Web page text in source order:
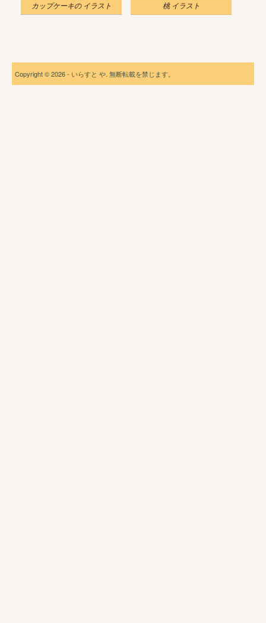
カップケーキの イラスト 桃 イラスト
Copyright © 2026 - いらすと や. 無断転載を禁じます。